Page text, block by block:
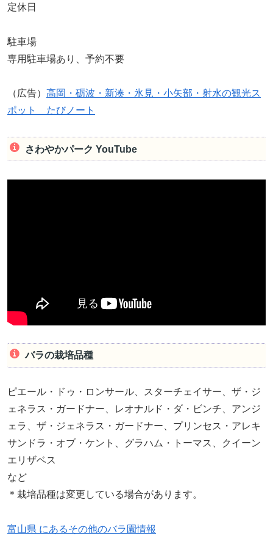
定休日
駐車場
専用駐車場あり、予約不要
（広告） 高岡・砺波・新湊・氷見・小矢部・射水の観光ス
ポット たびノート
さわやかパーク YouTube
バラの栽培品種
ピエール・ドゥ・ロンサール、スターチェイサー、ザ・ジ
ェネラス・ガードナー、レオナルド・ダ・ビンチ、アンジ
ェラ、ザ・ジェネラス・ガードナー、プリンセス・アレキ
サンドラ・オブ・ケント、グラハム・トーマス、クイーン
エリザベス
など
＊栽培品種は変更している場合があります。
富山県 にあるその他のバラ園情報